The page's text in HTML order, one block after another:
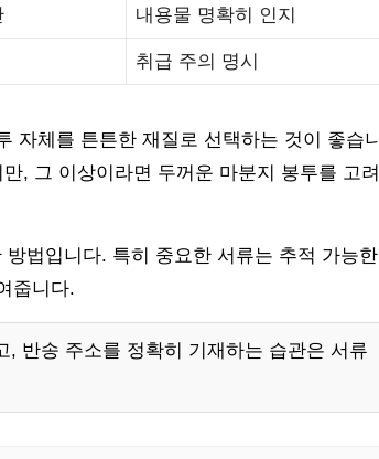
내용물 명확히 인지
취급 주의 명시
자체를 튼튼한 재질로 선택하는 것이 좋습니
, 그 이상이라면 두꺼운 마분지 봉투를 고려
법입니다. 특히 중요한 서류는 추적 가능한
줍니다.
, 반송 주소를 정확히 기재하는 습관은 서류